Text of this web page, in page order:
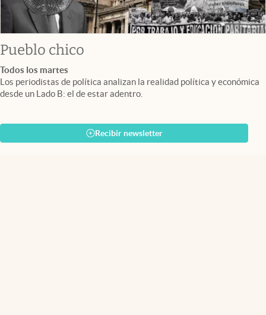
Pueblo chico
Todos los martes
Los periodistas de política analizan la realidad política y económica
desde un Lado B: el de estar adentro.
Recibir newsletter